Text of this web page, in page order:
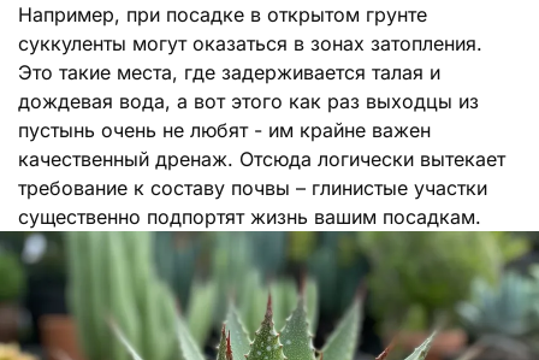
Например, при посадке в открытом грунте
суккуленты могут оказаться в зонах затопления.
Это такие места, где задерживается талая и
дождевая вода, а вот этого как раз выходцы из
пустынь очень не любят - им крайне важен
качественный дренаж. Отсюда логически вытекает
требование к составу почвы – глинистые участки
существенно подпортят жизнь вашим посадкам.